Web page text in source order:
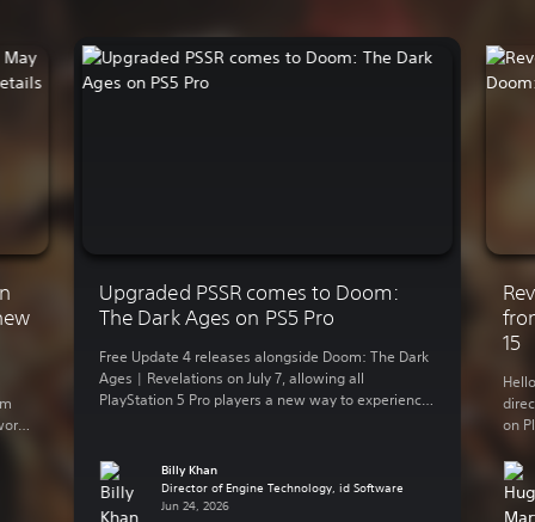
Upgraded PSSR comes to Doom:
The Dark Ages on PS5 Pro
Free Update 4 releases alongside Doom: The Dark
Ages | Revelations on July 7, allowing all
PlayStation 5 Pro players a new way to experience
Resolution (PSSR). This upgraded version of PSSR,
rolled out on PS5 Pro earlier this year, means
players […]
Billy Khan
Director of Engine Technology, id Software
Jun 24, 2026
15
on